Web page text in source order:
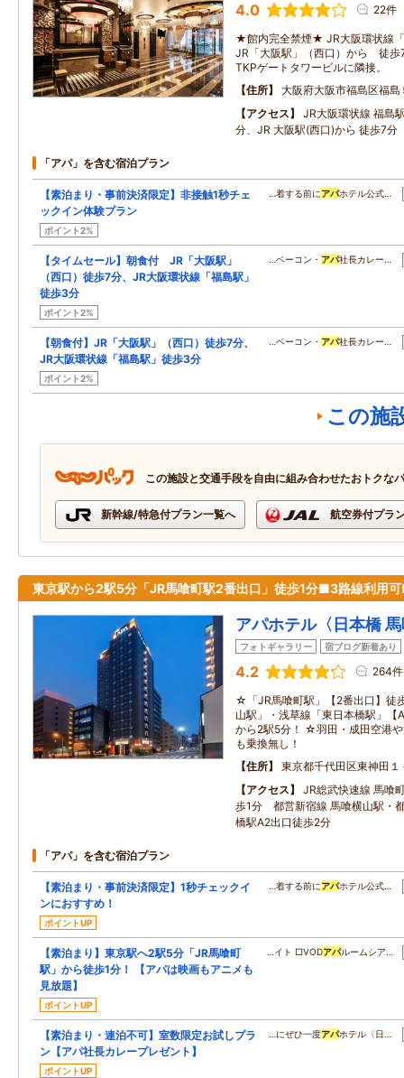
4.0 22件
★館内完全禁煙★ JR大阪環状線
JR「大阪駅」（西口）から 徒歩
TKPゲートタワービルに隣接。
住所
大阪府大阪市福島区福島
アクセス
JR大阪環状線 福島
分、JR 大阪駅(西口)から 徒歩7分
「アパ」を含む宿泊プラン
【素泊まり・事前決済限定】非接触1秒チェ
ックイン体験プラン
ポイント2%
…着する前にアパホテル公式…
【タイムセール】朝食付 JR「大阪駅」
（西口）徒歩7分、JR大阪環状線「福島駅」
徒歩3分
ポイント2%
…ベーコン・ アパ社長カレー…
【朝食付】JR「大阪駅」（西口）徒歩7分、
JR大阪環状線「福島駅」徒歩3分
ポイント2%
…ベーコン・ アパ社長カレー…
この施
この施設と交通手段を自由に組み合わせたおトクな
新幹線/特急付プラン一覧へ 航空券付プラ
東京駅から2駅5分「JR馬喰町駅2番出口」徒歩1分■3路線利用
アパホテル〈日本橋
フォトギャラリー 宿ブログ新着あり
4.2 264件
☆「JR馬喰町駅」【2番出口】徒
山駅」・浅草線「東日本橋駅」
から2駅5分！ ☆羽田・成田空港
も乗換無し！
住所
東京都千代田区東神田１
アクセス
JR総武快速線 馬喰
歩1分 都営新宿線 馬喰横山駅・
橋駅A2出口徒歩2分
「アパ」を含む宿泊プラン
【素泊まり・事前決済限定】1秒チェックイ
ンにおすすめ！
ポイントUP
…着する前にアパホテル公式…
【素泊まり】東京駅へ2駅5分「JR馬喰町
駅」から徒歩1分！ 【アパは映画もアニメも
見放題】
ポイントUP
…イト □VODアパルームシア…
【素泊まり・連泊不可】室数限定お試しプラ
ン【アパ社長カレープレゼント】
ポイントUP
…にぜひ一度アパホテル〈日…